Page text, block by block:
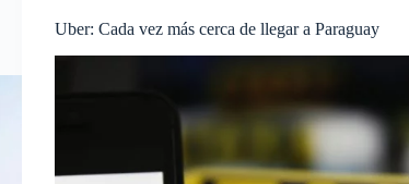
Uber: Cada vez más cerca de llegar a Paraguay